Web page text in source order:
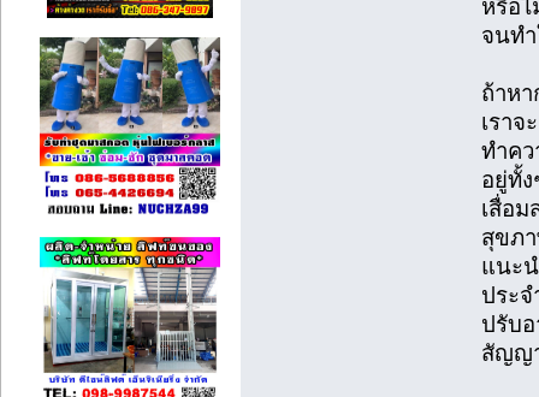
หรือ
จนทำ
ถ้าห
เราจ
ทำคว
อยู่ทั้
เสื่อม
สุขภา
แนะ
ประจ
ปรับ
สัญญ